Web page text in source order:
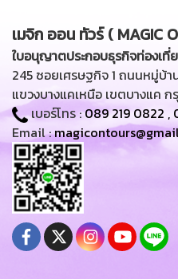
เมจิก ออน ทัวร์ ( MAGIC
ใบอนุญาตประกอบธุรกิจท่องเที่ย
245 ซอยเศรษฐกิจ 1 ถนนหมู่บ้า
แขวงบางแคเหนือ เขตบางแค ก
เบอร์โทร :089 219 0822 ,
Email :